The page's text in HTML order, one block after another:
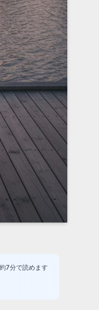
約7分で読めます